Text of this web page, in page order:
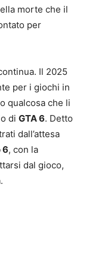
morte che il
per
Il 2025
per i giochi in
qualcosa che li
di GTA 6. Detto
dall’attesa
6, con la
dal gioco,